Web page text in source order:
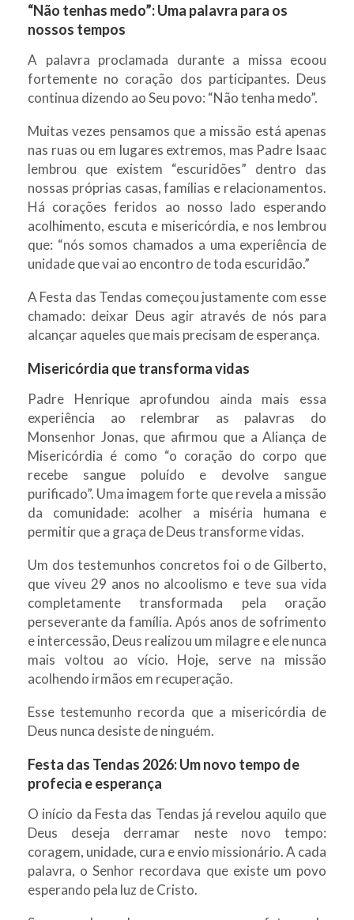
“Não tenhas medo”: Uma palavra para os
nossos tempos
A palavra proclamada durante a missa ecoou
fortemente no coração dos participantes. Deus
continua dizendo ao Seu povo: “Não tenha medo”.
Muitas vezes pensamos que a missão está apenas
nas ruas ou em lugares extremos, mas Padre Isaac
lembrou que existem “escuridões” dentro das
nossas próprias casas, famílias e relacionamentos.
Há corações feridos ao nosso lado esperando
acolhimento, escuta e misericórdia, e nos lembrou
que: “nós somos chamados a uma experiência de
unidade que vai ao encontro de toda escuridão.”
A Festa das Tendas começou justamente com esse
chamado: deixar Deus agir através de nós para
alcançar aqueles que mais precisam de esperança.
Misericórdia que transforma vidas
Padre Henrique aprofundou ainda mais essa
experiência ao relembrar as palavras do
Monsenhor Jonas, que afirmou que a Aliança de
Misericórdia é como “o coração do corpo que
recebe sangue poluído e devolve sangue
purificado”. Uma imagem forte que revela a missão
da comunidade: acolher a miséria humana e
permitir que a graça de Deus transforme vidas.
Um dos testemunhos concretos foi o de Gilberto,
que viveu 29 anos no alcoolismo e teve sua vida
completamente transformada pela oração
perseverante da família. Após anos de sofrimento
e intercessão, Deus realizou um milagre e ele nunca
mais voltou ao vício. Hoje, serve na missão
acolhendo irmãos em recuperação.
Esse testemunho recorda que a misericórdia de
Deus nunca desiste de ninguém.
Festa das Tendas 2026: Um novo tempo de
profecia e esperança
O início da Festa das Tendas já revelou aquilo que
Deus deseja derramar neste novo tempo:
coragem, unidade, cura e envio missionário. A cada
palavra, o Senhor recordava que existe um povo
esperando pela luz de Cristo.